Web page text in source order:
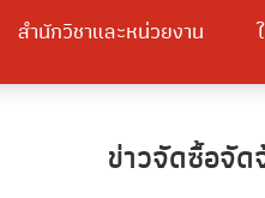
สำนักวิชาและหน่วยงาน
ข่าวจัดซื้อจัด